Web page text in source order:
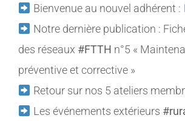
Bienvenue au nouvel adhérent :
Notre dernière publication :
des réseaux #FTTH n°5 «
préventive et corrective »
Retour sur nos 5 ateliers
Les événements extérieurs